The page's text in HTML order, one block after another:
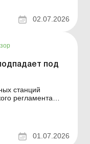
новый
02.07.2026
под
станций
регламента
01.07.2026